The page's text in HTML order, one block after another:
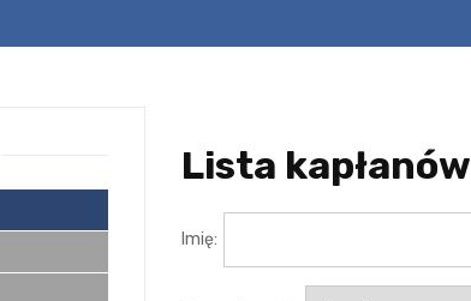
Lista kapłanów
Imię: